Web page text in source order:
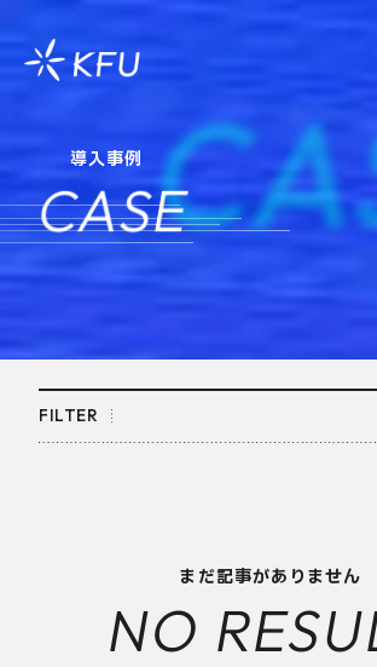
導入事例
CASE
FILTER
まだ記事がありません
NO